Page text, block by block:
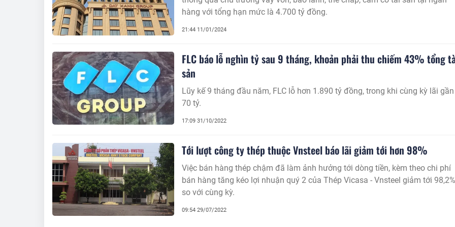
hàng với tổng hạn mức là 4.700 tỷ đồng.
21:44 11/01/2024
FLC báo lỗ nghìn tỷ sau 9 tháng, khoản phải thu chiếm 43% tổng
sản
Lũy kế 9 tháng đầu năm, FLC lỗ hơn 1.890 tỷ đồng, trong khi cùng kỳ lãi gần
70 tỷ.
17:09 31/10/2022
Tới lượt công ty thép thuộc Vnsteel báo lãi giảm tới hơn 98%
Việc bán hàng thép chậm đã làm ảnh hưởng tới dòng tiền, kèm theo chi phí
bán hàng tăng kéo lợi nhuận quý 2 của Thép Vicasa - Vnsteel giảm tới 98,2%
so với cùng kỳ.
09:54 29/07/2022